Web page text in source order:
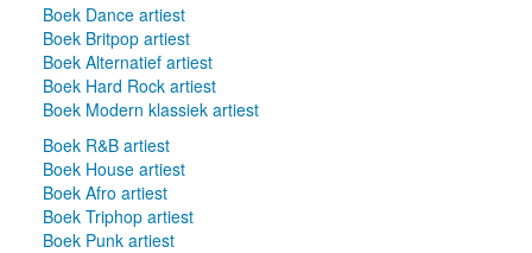
Boek Dance artiest
Boek Britpop artiest
Boek Alternatief artiest
Boek Hard Rock artiest
Boek Modern klassiek artiest
Boek R&B artiest
Boek House artiest
Boek Afro artiest
Boek Triphop artiest
Boek Punk artiest